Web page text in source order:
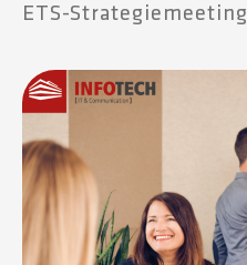
ETS-Strategiemeeting